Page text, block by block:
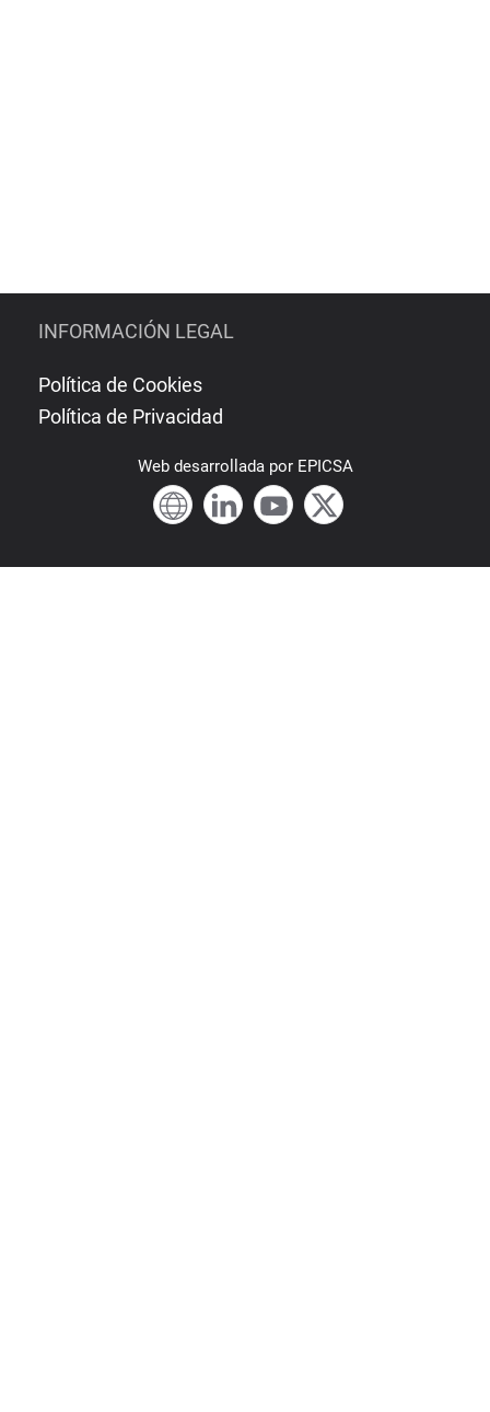
INFORMACIÓN LEGAL
Política de Cookies
Política de Privacidad
Webdesarrollada por EPICSA